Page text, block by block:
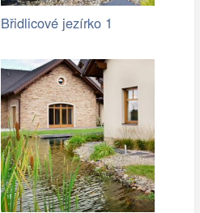
Břidlicové jezírko 1